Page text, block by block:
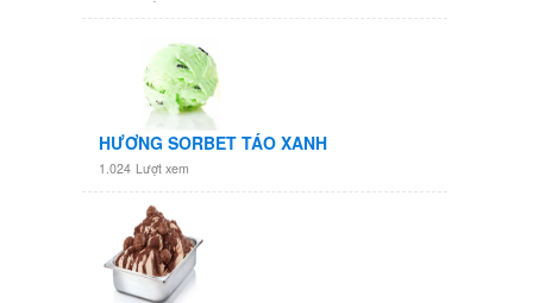
HƯƠNG SORBET TÁO XANH
1.024 Lượt xem